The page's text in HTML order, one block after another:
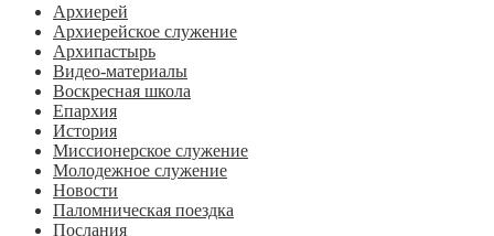
Архиерей
Архиерейское служение
Архипастырь
Видео-материалы
Воскресная школа
Епархия
История
Миссионерское служение
Молодежное служение
Новости
Паломническая поездка
Послания